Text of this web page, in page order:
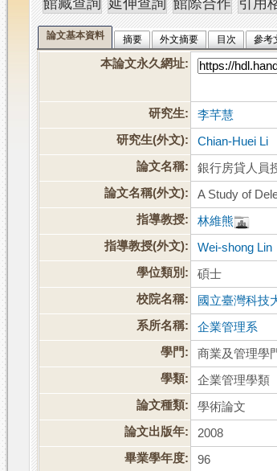
論文基本資料 摘要 外文摘要 目次 參考
本論文永久網址:
研究生:
李芊慧
研究生(外文):
Chian-Huei Li
論文名稱:
銀行房貸人員
論文名稱(外文):
A Study of
指導教授:
林維熊
指導教授(外文):
Wei-shong Lin
學位類別:
碩士
校院名稱:
國立臺灣科技
系所名稱:
企業管理系
學門:
商業及管理學
學類:
企業管理學類
論文種類:
學術論文
論文出版年:
2008
畢業學年度:
96